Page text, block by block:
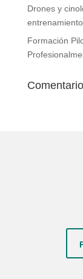
Drones y
Formación